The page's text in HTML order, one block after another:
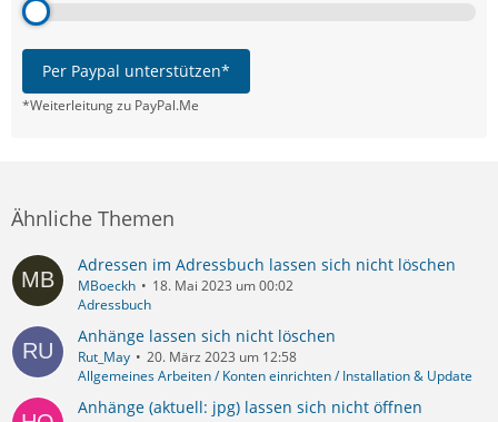
Per Paypal unterstützen*
*Weiterleitung zu PayPal.Me
Ähnliche Themen
Adressen im Adressbuch lassen sich nicht löschen
MBoeckh
18. Mai 2023 um 00:02
Adressbuch
Anhänge lassen sich nicht löschen
Rut_May
20. März 2023 um 12:58
Allgemeines Arbeiten / Konten einrichten / Installation & Update
Anhänge (aktuell: jpg) lassen sich nicht öffnen